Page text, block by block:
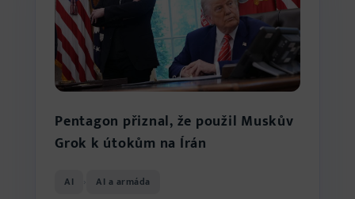
Pentagon přiznal, že použil Muskův
Grok k útokům na Írán
AI AI a armáda